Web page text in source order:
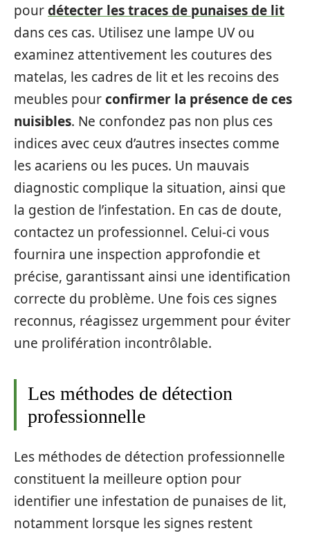
pourdétecter les traces de punaises de lit
dans ces cas. Utilisez une lampe UV ou
examinez attentivement les coutures des
matelas, les cadres de lit et les recoins des
meubles pourconfirmer la présence de ces
nuisibles. Ne confondez pas non plus ces
indices avec ceux d’autres insectes comme
les acariens ou les puces. Un mauvais
diagnostic complique la situation, ainsi que
la gestion de l’infestation. En cas de doute,
contactez un professionnel. Celui-ci vous
fournira une inspection approfondie et
précise, garantissant ainsi une identification
correcte du problème. Une fois ces signes
reconnus, réagissez urgemment pour éviter
une prolifération incontrôlable.
Les méthodes de détection
professionnelle
Les méthodes de détection professionnelle
constituent la meilleure option pour
identifier une infestation de punaises de lit,
notamment lorsque les signes restent